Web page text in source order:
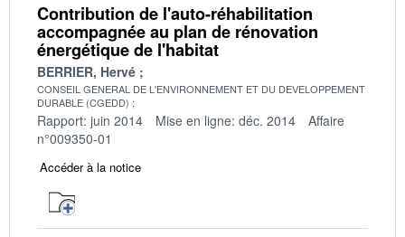
Contribution de l'auto-réhabilitation
accompagnée au plan de rénovation
énergétique de l'habitat
BERRIER, Hervé
CONSEIL GENERAL DE L'ENVIRONNEMENT ET DU DEVELOPPEMENT
DURABLE (CGEDD)
Rapport: juin 2014 Mise en ligne: déc. 2014
Affaire
n°009350-01
Accéder à la notice